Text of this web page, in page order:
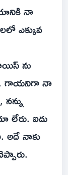
నా
ఎక్కువ
ను
గాయనిగా నా
లేరు. ఐదు
నాకు